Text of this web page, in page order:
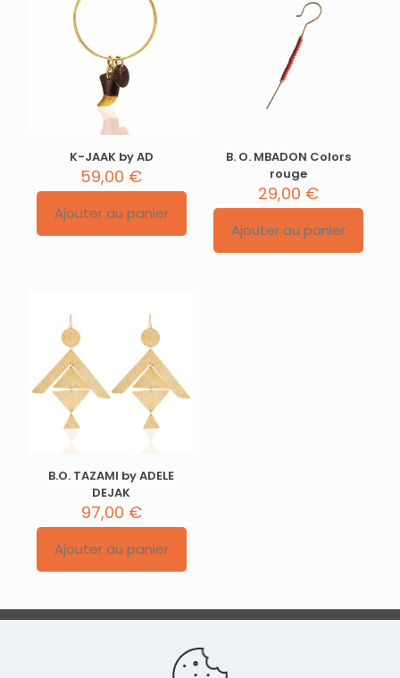
K-JAAK by AD
59,00 €
Ajouter au panier
B. O. MBADON Colors
rouge
29,00 €
Ajouter au panier
B.O. TAZAMI by ADELE
DEJAK
97,00 €
Ajouter au panier
Conditions générales de vente
confidentialité|Contact